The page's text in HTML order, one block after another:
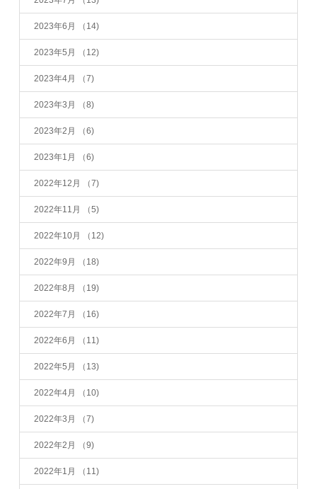
2023年6月 （14)
2023年5月 （12)
2023年4月 （7)
2023年3月 （8)
2023年2月 （6)
2023年1月 （6)
2022年12月 （7)
2022年11月 （5)
2022年10月 （12)
2022年9月 （18)
2022年8月 （19)
2022年7月 （16)
2022年6月 （11)
2022年5月 （13)
2022年4月 （10)
2022年3月 （7)
2022年2月 （9)
2022年1月 （11)